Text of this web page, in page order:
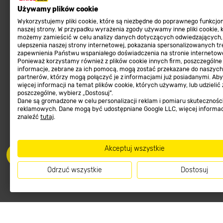
Używamy plików cookie
Wykorzystujemy pliki cookie, które są niezbędne do poprawnego
naszej strony. W przypadku wyrażenia zgody używamy inne pliki cookie,
możemy zamieścić w celu analizy danych dotyczących odwiedzających,
ulepszenia naszej strony internetowej, pokazania spersonalizowanych
zapewnienia Państwu wspaniałego doświadczenia na stronie
Ponieważ korzystamy również z plików cookie innych firm, poszczególne
informacje, zebrane za ich pomocą, mogą zostać przekazane do naszych
partnerów, którzy mogą połączyć je z informacjami już posiadanymi.
więcej informacji na temat plików cookie, których używamy, lub udzielić
poszczególne, wybierz „Dostosuj”.
Dane są gromadzone w celu personalizacji reklam i pomiaru
reklamowych. Dane mogą być udostępniane Google LLC, więcej
znaleźć tutaj.
Akceptuj wszystkie
Odrzuć wszystkie Dostosuj
Karma dla psa
Farby wewnętrzne białe
Elektryka
Panele
Elektronarzędzia
Płytki
Panele podłogowe
Płyty OSB/HDF
zgodności towaru z
Program Brico PRO
Regulaminy
Regulaminy
Polityka prywatności